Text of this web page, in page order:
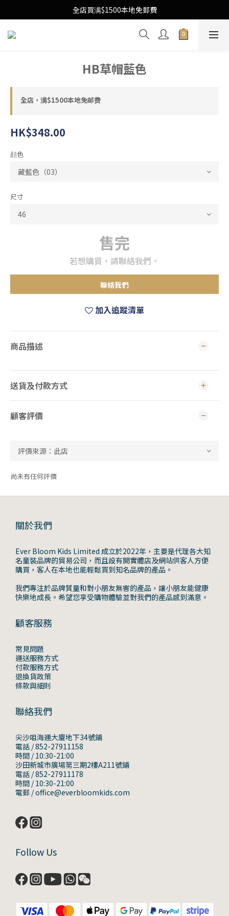
Free Local Shipping Upon $1500 purchase
全店買满$1500本地免郵費
Free Local Shipping Upon $1500 purchase
HB草帽藍色
全店，满$1500本地免邮费
HK$348.00
顔色
尺寸
售完
若想購買，請聯絡我們。
聯絡我們
加入追蹤清單
商品描述
送貨及付款方式
顧客評價
尚未有任何評價
關於我們
Ever Bloom Kids Limited 成立於2022年，主要是代理各大知
名童裝品牌的貿易公司，而且設有開實體店及網站供客人方便
購買，客人在本地也能輕鬆買到知名品牌的產品。
我們專注於品牌質量和對小朋友無害的產品，讓小朋友能健康
快樂地成長。希望您享受購物體驗並對我們的產品感到滿意。
顧客服務
常見問題
運送服務方式
付款服務方式
退換貨政策
條款與細則
聯絡我們
尖沙咀海運大廈地下34號鋪
電話 / 852-27911158
時間 / 10:30-21:00
沙田新城市廣場第三期2樓A211號鋪
電話 / 852-27911178
時間 / 10:30-21:00
電郵 / office@everbloomkids.com
Follow Us